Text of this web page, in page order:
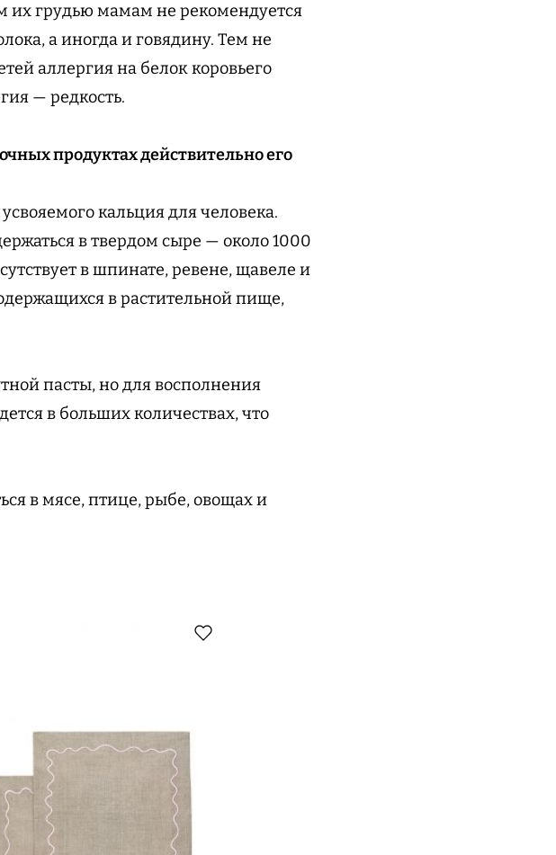
их грудью мамам не рекомендуется
а иногда и говядину. Тем не
аллергия на белок коровьего
— редкость.
продуктах действительно его
кальция для человека.
в твердом сыре — около 1000
в шпинате, ревене, щавеле и
в растительной пище,
пасты, но для восполнения
в больших количествах, что
в мясе, птице, рыбе, овощах и